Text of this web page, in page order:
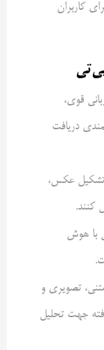
کاربران
قوی،
دریافت
تشکیل عکس،
کنند.
با هوش
تصویری و
جهت تحلیل